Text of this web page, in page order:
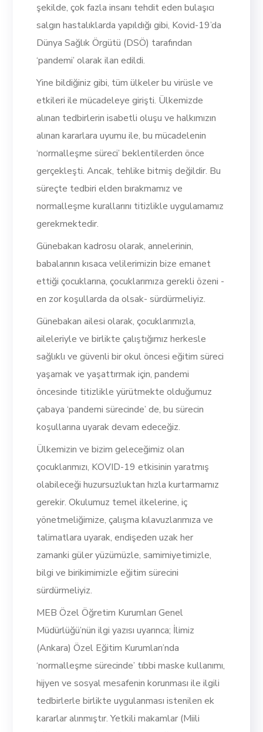
şekilde, çok fazla insanı tehdit eden bulaşıcı
salgın hastalıklarda yapıldığı gibi, Kovid-19’da
Dünya Sağlık Örgütü (DSÖ) tarafından
‘pandemi’ olarak ilan edildi.
Yine bildiğiniz gibi, tüm ülkeler bu virüsle ve
etkileri ile mücadeleye girişti. Ülkemizde
alınan tedbirlerin isabetli oluşu ve halkımızın
alınan kararlara uyumu ile, bu mücadelenin
‘normalleşme süreci’ beklentilerden önce
gerçekleşti. Ancak, tehlike bitmiş değildir. Bu
süreçte tedbiri elden bırakmamız ve
normalleşme kurallarını titizlikle uygulamamız
gerekmektedir.
Günebakan kadrosu olarak, annelerinin,
babalarının kısaca velilerimizin bize emanet
ettiği çocuklarına, çocuklarımıza gerekli özeni -
en zor koşullarda da olsak- sürdürmeliyiz.
Günebakan ailesi olarak, çocuklarımızla,
aileleriyle ve birlikte çalıştığımız herkesle
sağlıklı ve güvenli bir okul öncesi eğitim süreci
yaşamak ve yaşattırmak için, pandemi
öncesinde titizlikle yürütmekte olduğumuz
çabaya ‘pandemi sürecinde’ de, bu sürecin
koşullarına uyarak devam edeceğiz.
Ülkemizin ve bizim geleceğimiz olan
çocuklarımızı, KOVID-19 etkisinin yaratmış
olabileceği huzursuzluktan hızla kurtarmamız
gerekir. Okulumuz temel ilkelerine, iç
yönetmeliğimize, çalışma kılavuzlarımıza ve
talimatlara uyarak, endişeden uzak her
zamanki güler yüzümüzle, samimiyetimizle,
bilgi ve birikimimizle eğitim sürecini
sürdürmeliyiz.
MEB Özel Öğretim Kurumları Genel
Müdürlüğü’nün ilgi yazısı uyarınca; İlimiz
(Ankara) Özel Eğitim Kurumları’nda
‘normalleşme sürecinde’ tıbbi maske kullanımı,
hijyen ve sosyal mesafenin korunması ile ilgili
tedbirlerle birlikte uygulanması istenilen ek
kararlar alınmıştır. Yetkili makamlar (Miili